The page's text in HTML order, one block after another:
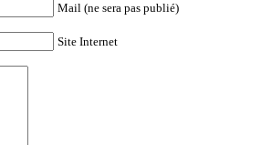
Mail (ne sera pas publié)
Site Internet